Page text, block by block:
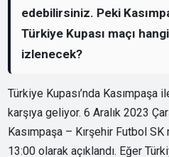
edebilirsiniz. Peki
Türkiye Kupası maçı
izlenecek?
Türkiye Kupası’nda Kasımpaşa
karşıya geliyor. 6 Aralık 2023
Kasımpaşa – Kırşehir Futbol SK
13:00 olarak açıklandı. Eğer